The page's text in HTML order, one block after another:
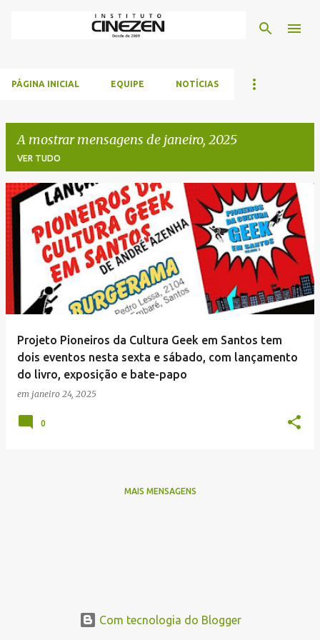
Avançar para o conteúdo principal
PÁGINA INICIAL EQUIPE NOTÍCIAS
A mostrar mensagens de janeiro, 2025
VER TUDO
M
e
n
Projeto Pioneiros da Cultura Geek em Santos tem
dois eventos nesta sexta e sábado, com lançamento
do livro, exposição e bate-papo
em janeiro 24, 2025
0
MAIS MENSAGENS
Com tecnologia do Blogger